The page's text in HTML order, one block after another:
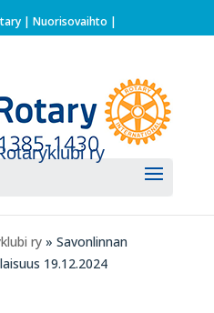
| Nuorisovaihto |
ry
ry » Savonlinnan
19.12.2024